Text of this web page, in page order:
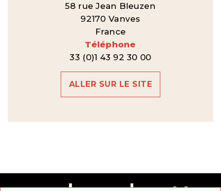
58 rue Jean Bleuzen
92170 Vanves
France
Téléphone
33 (0)1 43 92 30 00
ALLER SUR LE SITE